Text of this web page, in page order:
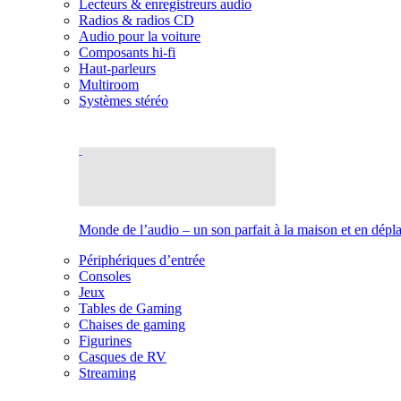
Lecteurs & enregistreurs audio
Radios & radios CD
Audio pour la voiture
Composants hi-fi
Haut-parleurs
Multiroom
Systèmes stéréo
Monde de l’audio – un son parfait à la maison et en
Périphériques d’entrée
Consoles
Jeux
Tables de Gaming
Chaises de gaming
Figurines
Casques de RV
Streaming